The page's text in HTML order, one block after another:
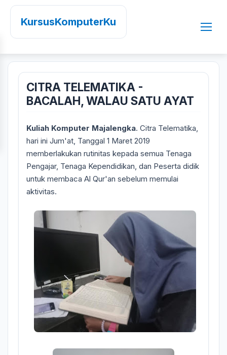
KursusKomputerKu
CITRA TELEMATIKA -
BACALAH, WALAU SATU AYAT
Kuliah Komputer Majalengka. Citra Telematika,
hari ini Jum'at, Tanggal 1 Maret 2019
memberlakukan rutinitas kepada semua Tenaga
Pengajar, Tenaga Kependidikan, dan Peserta didik
untuk membaca Al Qur'an sebelum memulai
aktivitas.